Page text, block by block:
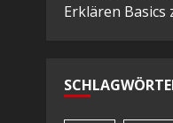
Erklären Basics